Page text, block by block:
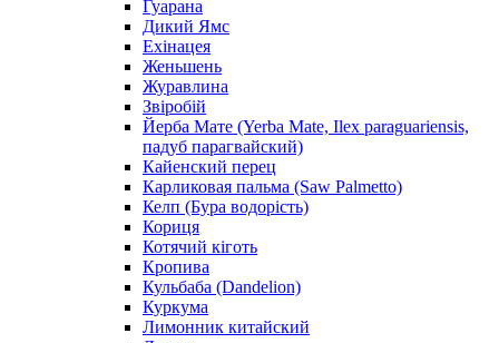
Гуарана
Дикий Ямс
Ехінацея
Женьшень
Журавлина
Звіробій
Йерба Мате (Yerba Mate, Ilex paraguariensis,
падуб парагвайский)
Кайенский перец
Карликовая пальма (Saw Palmetto)
Келп (Бура водорість)
Кориця
Котячий кіготь
Кропива
Кульбаба (Dandelion)
Куркума
Лимонник китайский